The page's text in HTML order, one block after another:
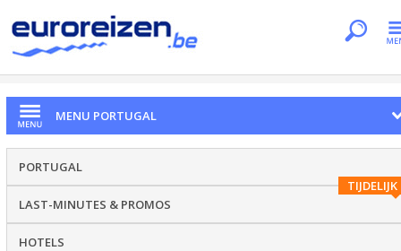
MENU PORTUGAL
PORTUGAL
TIJDELIJK
LAST-MINUTES & PROMOS
HOTELS